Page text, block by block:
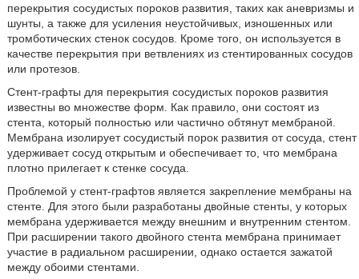
перекрытия сосудистых пороков развития, таких как аневризмы и
шунты, а также для усиления неустойчивых, изношенных или
тромботических стенок сосудов. Кроме того, он используется в
качестве перекрытия при ветвлениях из стентированных сосудов
или протезов.
Стент-графты для перекрытия сосудистых пороков развития
известны во множестве форм. Как правило, они состоят из
стента, который полностью или частично обтянут мембраной.
Мембрана изолирует сосудистый порок развития от сосуда, стент
удерживает сосуд открытым и обеспечивает то, что мембрана
плотно прилегает к стенке сосуда.
Проблемой у стент-графтов является закрепление мембраны на
стенте. Для этого были разработаны двойные стенты, у которых
мембрана удерживается между внешним и внутренним стентом.
При расширении такого двойного стента мембрана принимает
участие в радиальном расширении, однако остается зажатой
между обоими стентами.